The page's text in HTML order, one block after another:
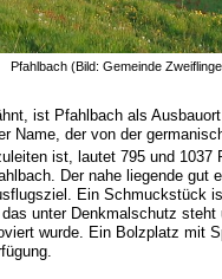
Pfahlbach (Bild: Gemeinde
ist Pfahlbach als
Name, der von der
ist, lautet 795 und 1037
Der nahe liegende gut
Ein Schmuckstück
unter Denkmalschutz
wurde. Ein Bolzplatz mit